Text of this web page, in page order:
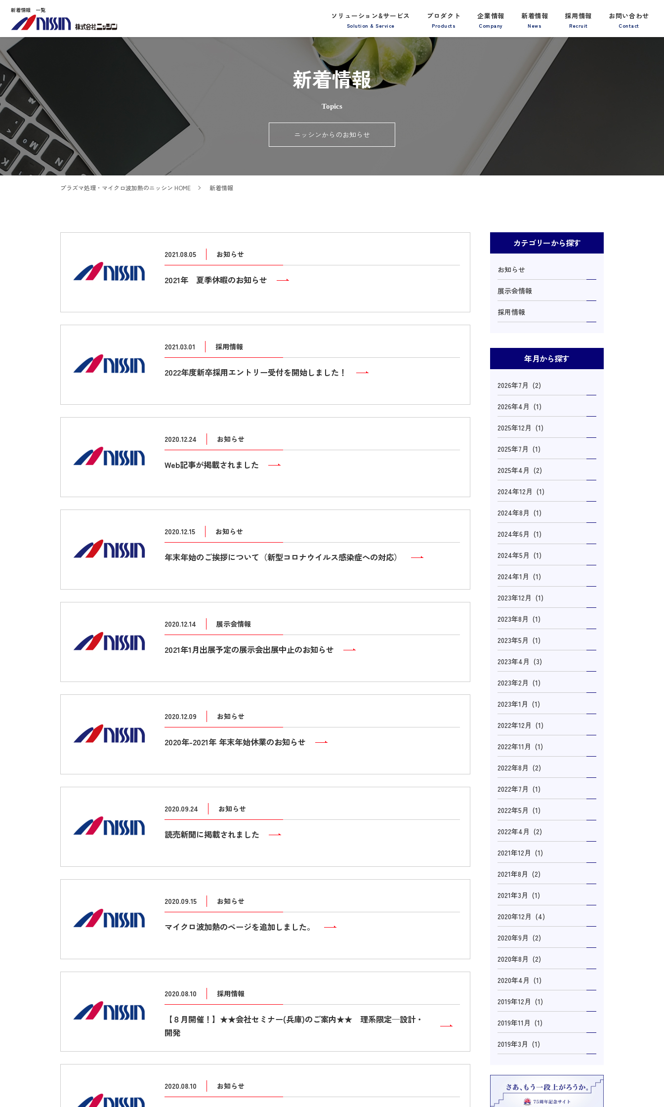
新着情報 一覧
ソリューション&サービス
Solution & Service
プロダクト
Products
企業情報
Company
新着情報
News
採用情報
Recruit
お問い合わせ
Contact
新着情報
Topics
ニッシンからのお知らせ
プラズマ処理・マイクロ波加熱のニッシン HOME 新着情報
2021.08.05 お知らせ
2021年 夏季休暇のお知らせ
2021.03.01 採用情報
2022年度新卒採用エントリー受付を開始しました！
2020.12.24 お知らせ
Web記事が掲載されました
2020.12.15 お知らせ
年末年始のご挨拶について（新型コロナウイルス感染症への対応）
2020.12.14 展示会情報
2021年1月出展予定の展示会出展中止のお知らせ
2020.12.09 お知らせ
2020年-2021年 年末年始休業のお知らせ
2020.09.24 お知らせ
読売新聞に掲載されました
2020.09.15 お知らせ
マイクロ波加熱のページを追加しました。
2020.08.10 採用情報
【８月開催！】★★会社セミナー(兵庫)のご案内★★ 理系限定─設計・
開発
2020.08.10 お知らせ
カテゴリーから探す
お知らせ
展示会情報
採用情報
年月から探す
2026年7月 (2)
2026年4月 (1)
2025年12月 (1)
2025年7月 (1)
2025年4月 (2)
2024年12月 (1)
2024年8月 (1)
2024年6月 (1)
2024年5月 (1)
2024年1月 (1)
2023年12月 (1)
2023年8月 (1)
2023年5月 (1)
2023年4月 (3)
2023年2月 (1)
2023年1月 (1)
2022年12月 (1)
2022年11月 (1)
2022年8月 (2)
2022年7月 (1)
2022年5月 (1)
2022年4月 (2)
2021年12月 (1)
2021年8月 (2)
2021年3月 (1)
2020年12月 (4)
2020年9月 (2)
2020年8月 (2)
2020年4月 (1)
2019年12月 (1)
2019年11月 (1)
2019年3月 (1)